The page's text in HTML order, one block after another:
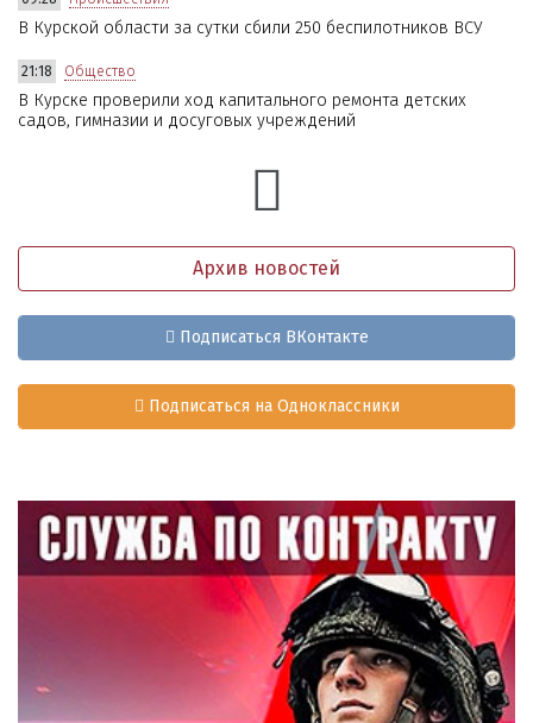
В Курской области за сутки сбили 250 беспилотников ВСУ
21:18 Общество
В Курске проверили ход капитального ремонта детских
садов, гимназии и досуговых учреждений
Архив новостей
Подписаться ВКонтакте
Подписаться на Одноклассники